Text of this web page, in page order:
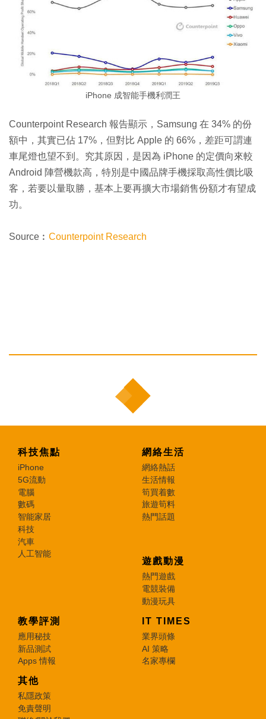
iPhone 成智能手機利潤王
Counterpoint Research 報告顯示，Samsung 在 34% 的份
額中，其實已佔 17%，但對比 Apple 的 66%，差距可謂連
車尾燈也望不到。究其原因，是因為 iPhone 的定價向來較
Android 陣營機款高，特別是中國品牌手機採取高性價比吸
客，若要以量取勝，基本上要再擴大市場銷售份額才有望成
功。
Source︰ Counterpoint Research
科技焦點
iPhone
5G流動
電腦
數碼
智能家居
科技
汽車
人工智能
網絡生活
網絡熱話
生活情報
筍買着數
旅遊筍料
熱門話題
遊戲動漫
熱門遊戲
電競裝備
動漫玩具
教學評測
應用秘技
新品測試
Apps 情報
IT TIMES
業界頭條
AI 策略
名家專欄
其他
私隱政策
免責聲明